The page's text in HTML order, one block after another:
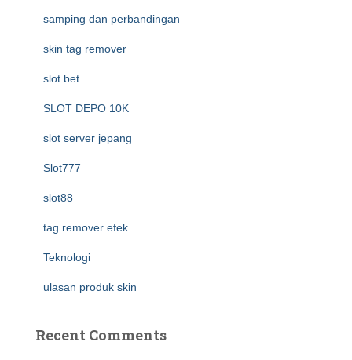
samping dan perbandingan
skin tag remover
slot bet
SLOT DEPO 10K
slot server jepang
Slot777
slot88
tag remover efek
Teknologi
ulasan produk skin
Recent Comments